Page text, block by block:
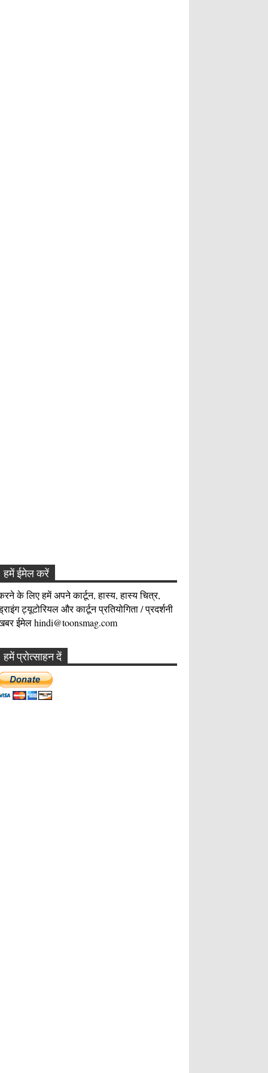
हमें ईमेल करें
के लिए हमें अपने कार्टून, हास्य, हास्य चित्र,
ट्यूटोरियल और कार्टून प्रतियोगिता / प्रदर्शनी
ईमेल hindi@toonsmag.com
हमें प्रोत्साहन दें